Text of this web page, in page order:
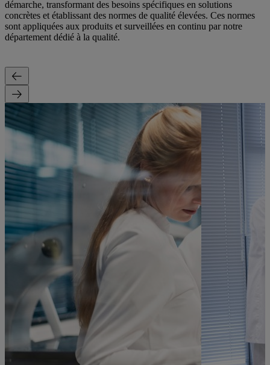
démarche, transformant des besoins spécifiques en solutions
concrètes et établissant des normes de qualité élevées. Ces normes
sont appliquées aux produits et surveillées en continu par notre
département dédié à la qualité.